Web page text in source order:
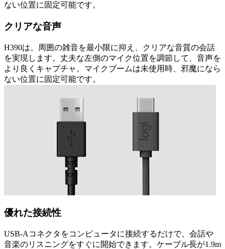
ない位置に固定可能です。
クリアな音声
H390は、周囲の雑音を最小限に抑え、クリアな音質の会話
を実現します。丈夫な左側のマイク位置を調節して、音声を
より良くキャプチャ。マイクブームは未使用時、邪魔になら
ない位置に固定可能です。
優れた接続性
USB-Aコネクタをコンピュータに接続するだけで、会話や
音楽のリスニングをすぐに開始できます。ケーブル長が1.9m